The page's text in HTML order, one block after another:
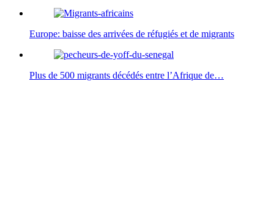
Europe: baisse des arrivées de réfugiés et de migrants
Plus de 500 migrants décédés entre l’Afrique de…